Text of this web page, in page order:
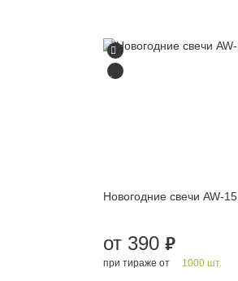
Новогодние свечи AW-15
от 390 руб.
при тираже от 1000 шт.